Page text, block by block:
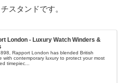
スタンドです。
London - Luxury Watch Winders &
Rapport London has blended British
with contemporary luxury to protect your most
timepiec...